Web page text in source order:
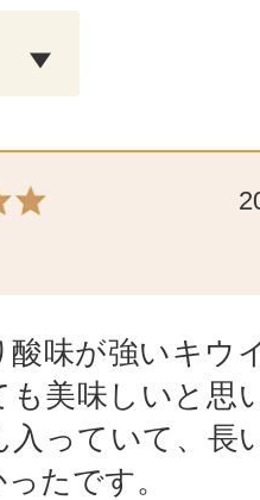
味が強いキウ
も美味しいと思
っていて、長
たです。